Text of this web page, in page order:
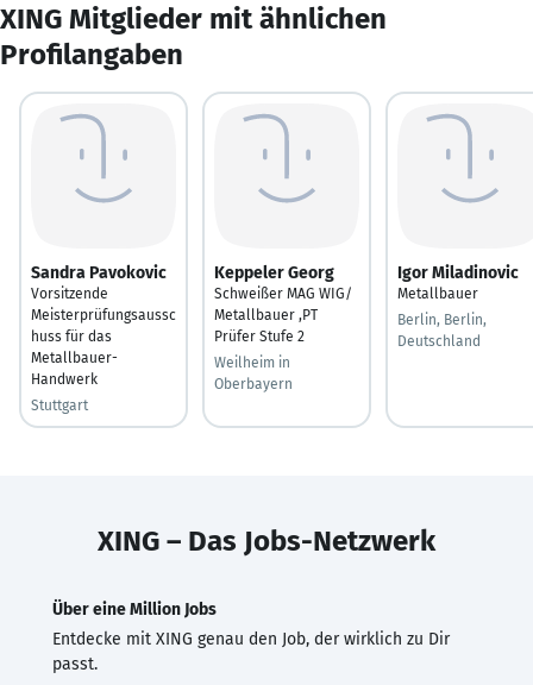
XING Mitglieder mit ähnlichen
Profilangaben
Sandra Pavokovic
Vorsitzende
Meisterprüfungsaussc
huss für das
Metallbauer-
Handwerk
Stuttgart
Keppeler Georg
Schweißer MAG WIG/
Metallbauer ,PT
Prüfer Stufe 2
Weilheim in
Oberbayern
Igor Miladinovic
Metallbauer
Berlin, Berlin,
Deutschland
XING – Das Jobs-Netzwerk
Über eine Million Jobs
Entdecke mit XING genau den Job, der wirklich zu Dir
passt.